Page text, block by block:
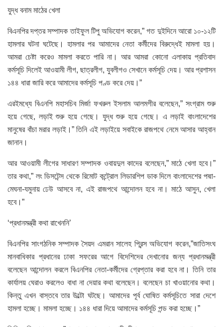
যুদ্ধ বনাম মাঠের খেলা
বিএনপির দপ্তর সম্পাদক তাইফুল টিপু অভিযোগ করেন,” গত দুইদিনে আরো ১০-১২টি
হামলার ঘটনা ঘটেছে। হামলার পর আমাদের নেতা কর্মীদের বিরুদ্ধেই মামলা হয়।
আমরা চেষ্টা করেও মামলা করতে পারি না। আর আমরা কোনো এলাকায় প্রতিবাদ
কর্মসূচি দিলেই আওয়ামী লীগ, ছাত্রলীগ, যুবলীগও সেখানে কর্মসূচি দেয়। আর প্রশাসন
১৪৪ ধারা জারি করে আমাদের কর্মসূচি পণ্ড করে দেয়।”
এরইমধ্যে বিএনপি মহাসচিব মির্জা ফখরুল ইসলাম আলমগীর বলেছেন,” সংগ্রাম শুরু
হয়ে গেছে, লড়াই শুরু হয়ে গেছে। যুদ্ধ শুরু হয়ে গেছে। এ লড়াই বাংলাদেশের
মানুষের বাঁচা মরার লড়াই।” তিনি এই লড়াইয়ে সবাইকে রাজপথে নেমে আসার আহ্বান
জানান।
আর আওয়ামী লীগের সাধারণ সম্পাদক ওবায়দুল কাদের বলেছেন,” মাঠে খেলা হবে।”
তার কথা,” লং ডিসটেন্স থেকে রিমোট কন্ট্রোল লিডারশিপ ডাক দিলে বাংলাদেশের পদ্মা-
মেঘনা-যমুনায় ঢেউ আসবে না, এই রাজপথে আন্দোলন হবে না। মাঠে আসুন, খেলা
হবে।”
‘প্রধানমন্ত্রী কথা রাখেননি’
বিএনপির সাংগঠনিক সম্পাদক সৈয়দ এমরান সালেহ প্রিন্স অভিযোগ করেন,”জাতিসংঘ
মানবাধিকার প্রধানের ঢাকা সফরের আগে বিদেশিদের দেখানোর জন্য প্রধানমন্ত্রী
বলেছেন আন্দোলন করলে বিএনপির নেতা-কর্মীদের গ্রেপ্তার করা হবে না। তিনি তার
কার্যালয় ঘেরাও করলেও বাধা না দেয়ার কথা বলেছেন। বলেছেন চা খাওয়ানোর কথা।
কিন্তু এখন বাস্তবে তার উল্টো ঘটছে। আমাদের পূর্ব ঘোষিত কর্মসূচিতে সারা দেশে
হামলা হচ্ছে। মামলা হচ্ছে। ১৪৪ ধারা দিয়ে আমাদের কর্মসূচি পন্ড করা হচ্ছে।”